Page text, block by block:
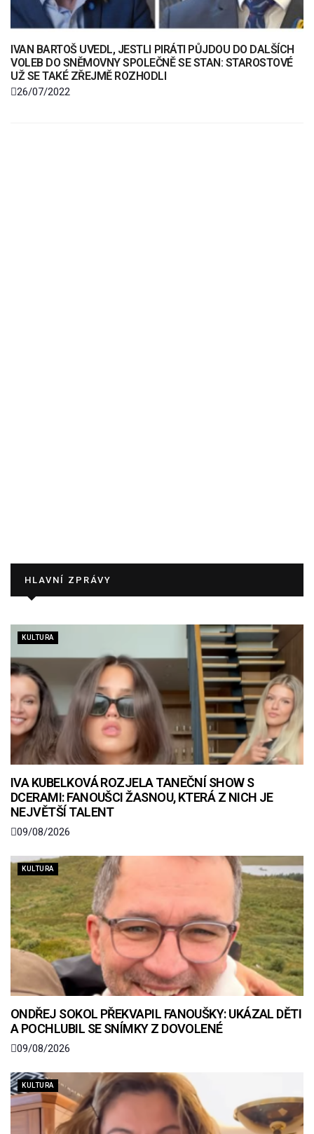
IVAN BARTOŠ UVEDL, JESTLI PIRÁTI PŮJDOU DO DALŠÍCH
VOLEB DO SNĚMOVNY SPOLEČNĚ SE STAN: STAROSTOVÉ
UŽ SE TAKÉ ZŘEJMĚ ROZHODLI
26/07/2022
HLAVNÍ ZPRÁVY
KULTURA
IVA KUBELKOVÁ ROZJELA TANEČNÍ SHOW S
DCERAMI: FANOUŠCI ŽASNOU, KTERÁ Z NICH JE
NEJVĚTŠÍ TALENT
09/08/2026
KULTURA
ONDŘEJ SOKOL PŘEKVAPIL FANOUŠKY: UKÁZAL DĚTI
A POCHLUBIL SE SNÍMKY Z DOVOLENÉ
09/08/2026
KULTURA